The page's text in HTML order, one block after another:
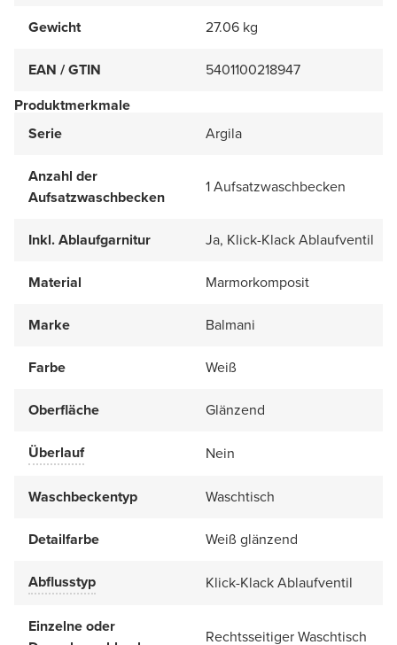
Gewicht 27.06 kg
EAN / GTIN
5401100218947
Produktmerkmale
Serie
Argila
Anzahl der
Aufsatzwaschbecken
1 Aufsatzwaschbecken
Inkl. Ablaufgarnitur Ja, Klick-Klack Ablaufventil
Material Marmorkomposit
Marke Balmani
Farbe Weiß
Oberfläche Glänzend
Überlauf Nein
Waschbeckentyp Waschtisch
Detailfarbe Weiß glänzend
Abflusstyp Klick-Klack Ablaufventil
Einzelne oder
Rechtsseitiger Waschtisch